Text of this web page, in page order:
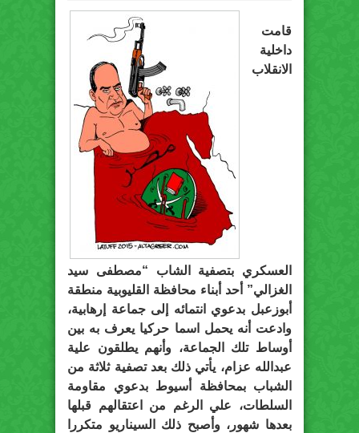
قامت
داخلية
الانقلاب
العسكري بتصفية الشاب “مصطفى سيد
الغزالي” أحد أبناء محافظة القليوبية منطقة
أبوزعبل بدعوي انتمائه إلى جماعة إرهابية،
وادعت أنه يحمل اسما حركيا يعرف به بين
أوساط تلك الجماعة، وأنهم يطلقون علية
عبدالله عزام، يأتي ذلك بعد تصفية ثلاثة من
الشباب بمحافظة أسيوط بدعوي مقاومة
السلطات، علي الرغم من اعتقالهم قبلها
بعدها شهور، وأصبح ذلك السيناريو متكررا